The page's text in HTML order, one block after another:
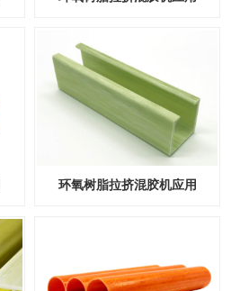
环氧树脂拉挤混胶机应用